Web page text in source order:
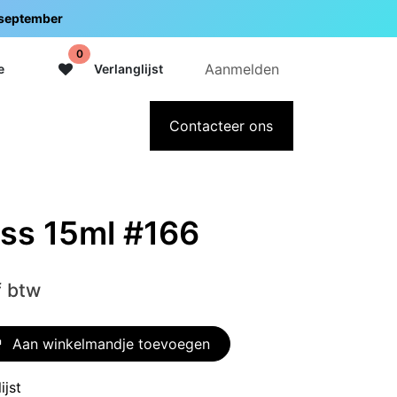
0
Verlanglijst Aanmelden
Over IntermediContacteer ons
15ml #166
btw
Aan winkelmandje toevoegen